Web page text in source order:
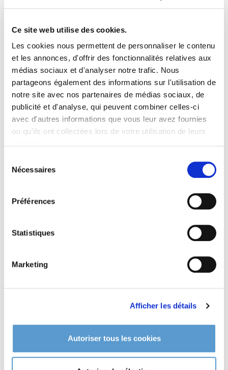
Ce site web utilise des cookies.
Les cookies nous permettent de personnaliser le contenu
et les annonces, d'offrir des fonctionnalités relatives aux
médias sociaux et d'analyser notre trafic. Nous
partageons également des informations sur l'utilisation de
notre site avec nos partenaires de médias sociaux, de
publicité et d'analyse, qui peuvent combiner celles-ci
avec d'autres informations que vous leur avez fournies
ou qu'ils ont collectées lors de votre utilisation de leurs
Nécessaires
Préférences
Statistiques
Marketing
Afficher les détails
Autoriser tous les cookies
temps est sec, apporter un seau d'eau. Paillez avec 4 à 6 cm
afin de garder l'humidité, enrichir et équilibrer votre sol.
Entretien deGroseillier à Maquereau
'Hinnonmäki' (rouge)
Si vous souhaitez densifier la plante, épointez les pousses de
l'année durant l'hiver. Les tiges développeront des branches
secondaires en plus grand nombre. Faire un suivi en arrosage
Type de sol de
Maquereau 'Hinnonmäki' (rouge)